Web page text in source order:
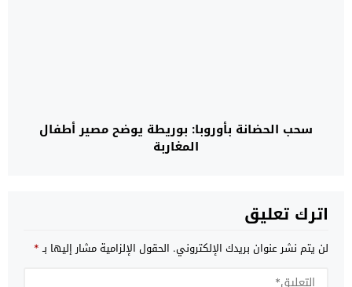
سحب الحضانة بأوروبا: بوريطة يوضح مصير أطفال
المغاربة
اترك تعليق
لن يتم نشر عنوان بريدك الإلكتروني. الحقول الإلزامية مشار إليها بـ*